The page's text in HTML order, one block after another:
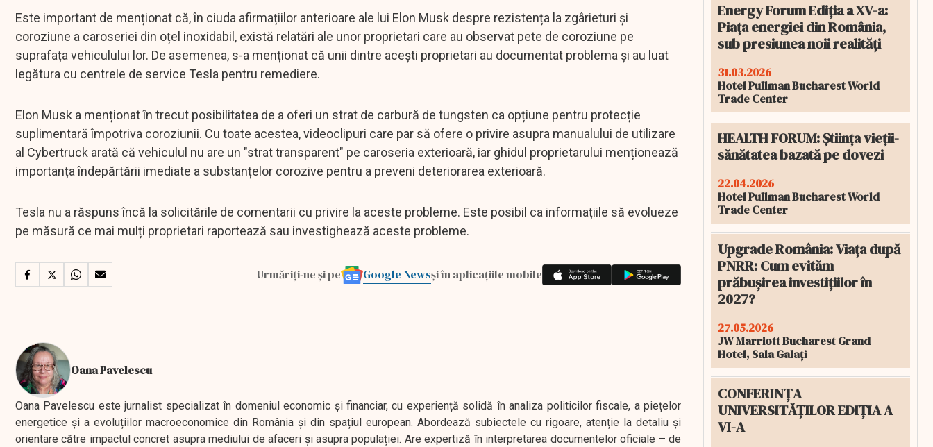
Este important de menționat că, în ciuda afirmațiilor anterioare ale lui Elon Musk despre rezistența la zgârieturi și
coroziune a caroseriei din oțel inoxidabil, există relatări ale unor proprietari care au observat pete de coroziune pe
suprafața vehiculului lor. De asemenea, s-a menționat că unii dintre acești proprietari au documentat problema și au luat
legătura cu centrele de service Tesla pentru remediere.
Elon Musk a menționat în trecut posibilitatea de a oferi un strat de carbură de tungsten ca opțiune pentru protecție
suplimentară împotriva coroziunii. Cu toate acestea, videoclipuri care par să ofere o privire asupra manualului de utilizare
al Cybertruck arată că vehiculul nu are un "strat transparent" pe caroseria exterioară, iar ghidul proprietarului menționează
importanța îndepărtării imediate a substanțelor corozive pentru a preveni deteriorarea exterioară.
Tesla nu a răspuns încă la solicitările de comentarii cu privire la aceste probleme. Este posibil ca informațiile să evolueze
pe măsură ce mai mulți proprietari raportează sau investighează aceste probleme.
Urmăriți-ne și pe Google Newsși în aplicațiile mobile
Oana Pavelescu
Oana Pavelescu este jurnalist specializat în domeniul economic și financiar, cu experiență solidă în analiza politicilor fiscale, a piețelor
energetice și a evoluțiilor macroeconomice din România și din spațiul european. Abordează subiectele cu rigoare, atenție la detaliu și
orientare către impactul concret asupra mediului de afaceri și asupra populației. Are expertiză în interpretarea documentelor oficiale – de
Energy Forum Ediția a XV-a:
Piața energiei din România,
sub presiunea noii realități
31.03.2026
Hotel Pullman Bucharest World
Trade Center
HEALTH FORUM: Știința vieții-
sănătatea bazată pe dovezi
22.04.2026
Hotel Pullman Bucharest World
Trade Center
Upgrade România: Viața după
PNRR: Cum evităm
prăbușirea investițiilor în
2027?
27.05.2026
JW Marriott Bucharest Grand
Hotel, Sala Galați
CONFERINȚA
UNIVERSITĂȚILOR EDIȚIA A
VI-A